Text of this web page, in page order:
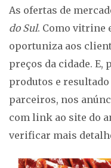
As ofertas de
do Sul. Como vitrine
oportuniza aos
preços da cidade. E,
produtos e
parceiros, nos
com link ao site do
verificar mais